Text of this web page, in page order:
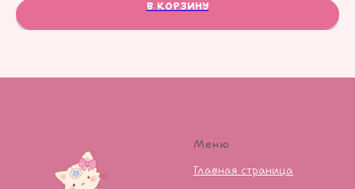
В КОРЗИНУ
Меню
Главная страница